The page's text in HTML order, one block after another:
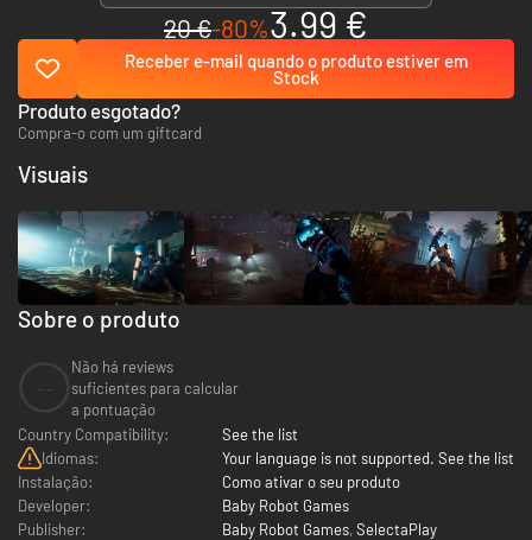
20 €-80%3.99 €
Receber e-mail quando o produto estiver em
Stock
Produto esgotado?
Compra-o com um giftcard
Sobre o produto
Não há reviews
suficientes para calcular
a pontuação
Country Compatibility:
See the list
Idiomas:
Your language is not supported. See the list
Instalação:
Como ativar o seu produto
Developer:
Baby Robot Games
Publisher:
Baby Robot Games, SelectaPlay
Visuais